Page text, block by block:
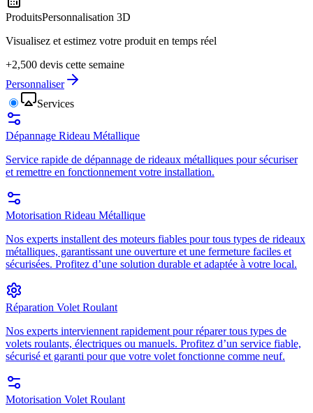
ProduitsPersonnalisation 3D
Visualisez et estimez votre produit en temps réel
+2,500 devis cette semaine
Personnaliser
Services
Dépannage Rideau Métallique
Service rapide de dépannage de rideaux métalliques pour sécuriser
et remettre en fonctionnement votre installation.
Motorisation Rideau Métallique
Nos experts installent des moteurs fiables pour tous types de rideaux
métalliques, garantissant une ouverture et une fermeture faciles et
sécurisées. Profitez d’une solution durable et adaptée à votre local.
Réparation Volet Roulant
Nos experts interviennent rapidement pour réparer tous types de
volets roulants, électriques ou manuels. Profitez d’un service fiable,
sécurisé et garanti pour que votre volet fonctionne comme neuf.
Motorisation Volet Roulant